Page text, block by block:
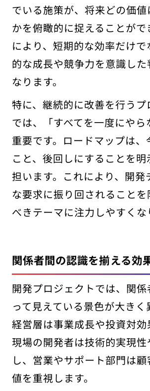
でいる施策が、将来どの価
かを俯瞰的に捉えることがで
により、短期的な効率だけ
的な成長や競争力を意識し
なります。
特に、継続的に改善を行う
では、「すべてを一度にや
重要です。ロードマップは、
こと、後回しにすることを
担います。これにより、開発
な要求に振り回されること
べきテーマに注力しやすくな
関係者間の認識を揃える効
開発プロジェクトでは、関係
って見えている景色が大きく
経営層は事業成長や投資対効
現場の開発者は技術的実現
し、営業やサポート部門は
値を重視します。